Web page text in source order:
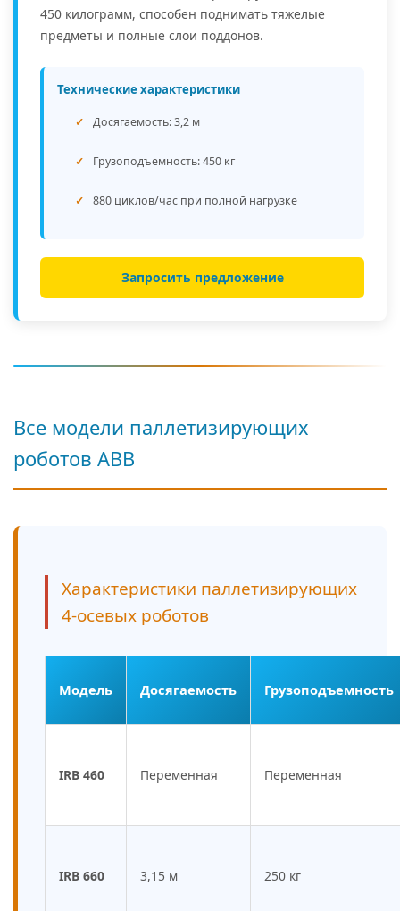
450 килограмм, способен поднимать тяжелые
предметы и полные слои поддонов.
Технические характеристики
Досягаемость: 3,2 м
Грузоподъемность: 450 кг
880 циклов/час при полной нагрузке
Запросить предложение
Все модели паллетизирующих
роботов ABB
Характеристики паллетизирующих
4-осевых роботов
Модель Досягаемость Грузоподъемность
IRB 460 Переменная Переменная
IRB 660 3,15 м 250 кг